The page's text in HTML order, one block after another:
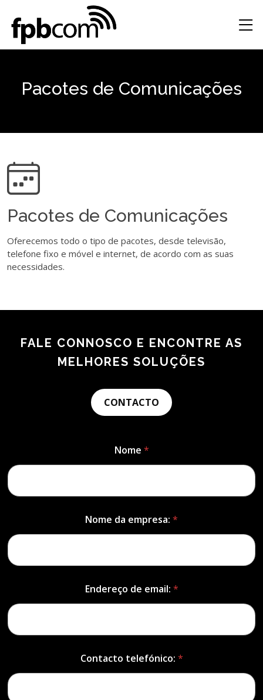
Pacotes de Comunicações
Pacotes de Comunicações
Oferecemos todo o tipo de pacotes, desde televisão,
telefone fixo e móvel e internet, de acordo com as suas
necessidades.
FALE CONNOSCO E ENCONTRE AS
MELHORES SOLUÇÕES
CONTACTO
Nome *
Nome da empresa: *
Endereço de email: *
Contacto telefónico: *